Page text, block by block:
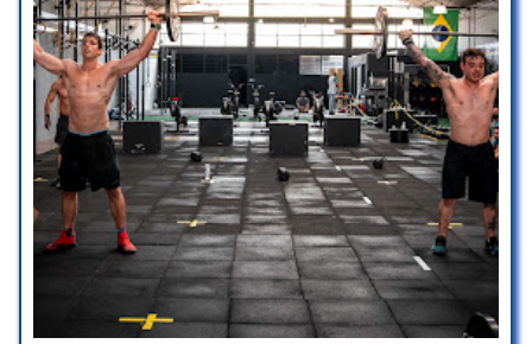
Cartão de crédito
Cartão de débito
Pagamentos por dispositivo móvel via NFC
Um ótimo lugar para se estar
diariamente. Ambiente organizado,
com pessoas acolhedoras e
profissionais atenciosos. Treinos
muito bem montados e pensados
em todos os alunos.
Lyniker Oliveira
☆ 5/5
Excelente box, ambiente amigável
e acolhedor. Os Coachs e todos